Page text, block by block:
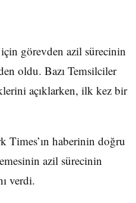
görevden azil sürecinin
oldu. Bazı Temsilciler
açıklarken, ilk kez bir
Times’ın haberinin doğru
azil sürecinin
verdi.